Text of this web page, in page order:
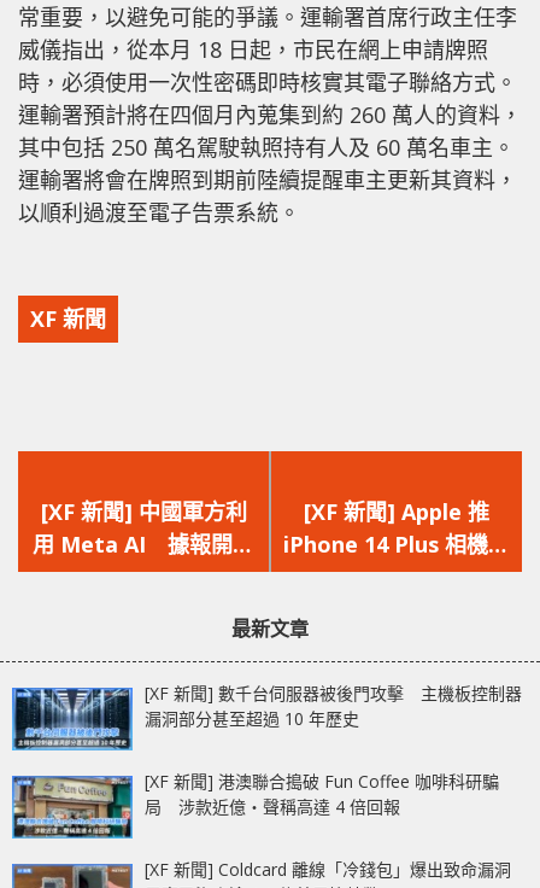
常重要，以避免可能的爭議。運輸署首席行政主任李
威儀指出，從本月 18 日起，市民在網上申請牌照
時，必須使用一次性密碼即時核實其電子聯絡方式。
運輸署預計將在四個月內蒐集到約 260 萬人的資料，
其中包括 250 萬名駕駛執照持有人及 60 萬名車主。
運輸署將會在牌照到期前陸續提醒車主更新其資料，
以順利過渡至電子告票系統。
XF 新聞
一
篇
文
[XF 新聞] 中國軍方利
用 Meta AI 據報開發
防禦聊天機器人
一
篇
文
[XF 新聞] Apple 推
iPhone 14 Plus 相機維
修計劃 3 年內曾經維
最新文章
[XF 新聞] 數千台伺服器被後門攻擊 主機板控制器
漏洞部分甚至超過 10 年歷史
[XF 新聞] 港澳聯合搗破 Fun Coffee 咖啡科研騙
局 涉款近億‧聲稱高達 4 倍回報
[XF 新聞] Coldcard 離線「冷錢包」爆出致命漏洞